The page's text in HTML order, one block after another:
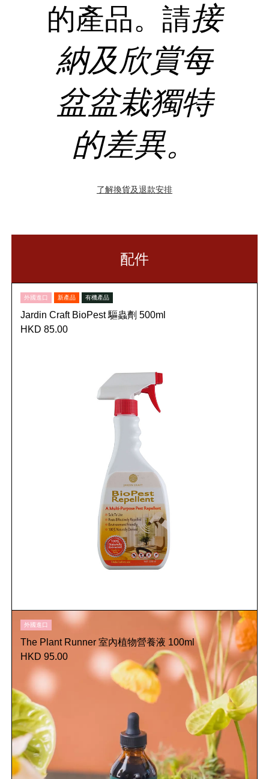
的產品。請接
納及欣賞每
盆盆栽獨特
的差異。
了解換貨及退款安排
配件
外國進口 新產品 有機產品
Jardin Craft BioPest 驅蟲劑 500ml
HKD 85.00
外國進口
The Plant Runner 室內植物營養液 100ml
HKD 95.00